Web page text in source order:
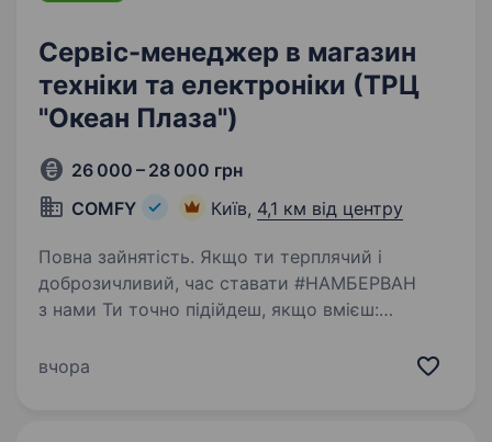
Сервіс-менеджер в магазин
техніки та електроніки (ТРЦ
"Океан Плаза")
26 000 – 28 000 грн
COMFY
Київ, 4,1 км від центру
Повна зайнятість. Якщо ти терплячий і
доброзичливий, час ставати #НАМБЕРВАН
з нами Ти точно підійдеш, якщо вмієш:
та організовувати її діагностику, ремонт
вчора